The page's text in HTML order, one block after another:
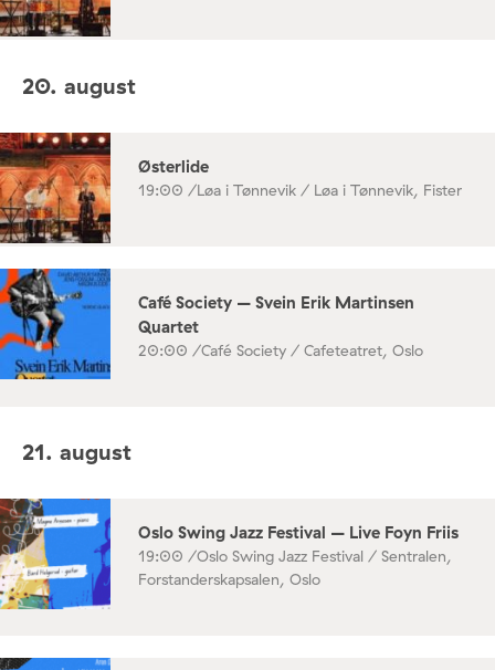
20. august
Østerlide
19:00 /Løa i Tønnevik / Løa i Tønnevik, Fister
Café Society – Svein Erik Martinsen
Quartet
20:00 /Café Society / Cafeteatret, Oslo
21. august
Oslo Swing Jazz Festival – Live Foyn Friis
19:00 /Oslo Swing Jazz Festival / Sentralen,
Forstanderskapsalen, Oslo